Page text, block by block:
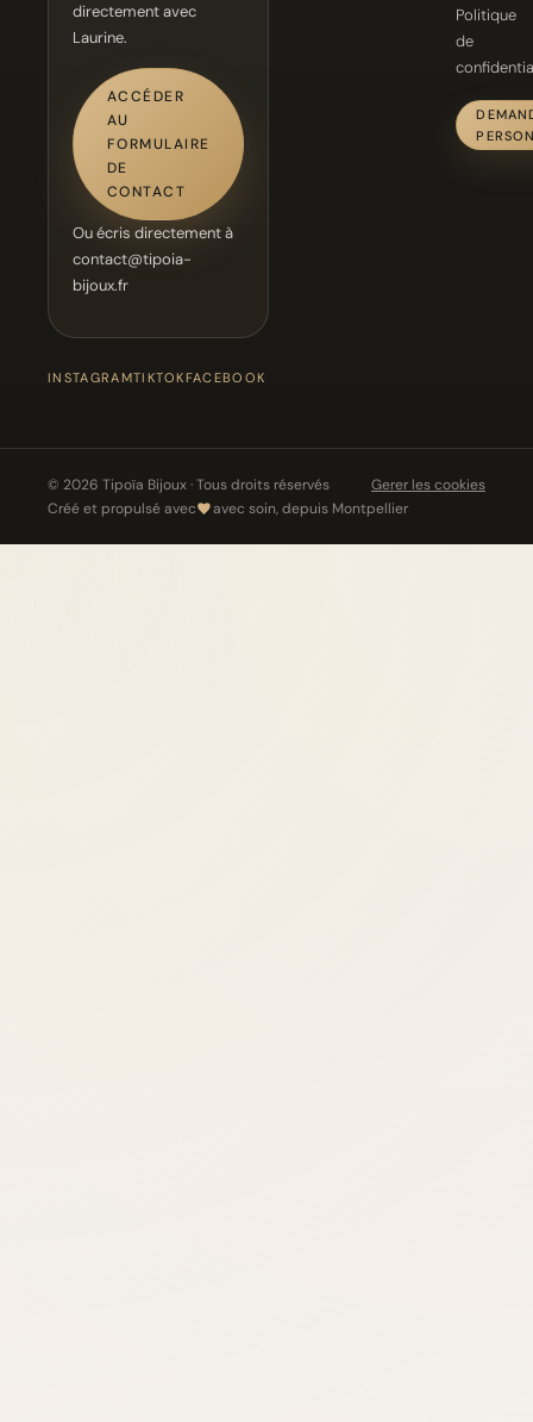
directement avec
Laurine.
ACCÉDER
AU
FORMULAIRE
DE
CONTACT
Ou écris directement à
contact@tipoia-
bijoux.fr
INSTAGRAMTIKTOKFACEBOOK
Politique
de
© 2026 Tipoïa Bijoux · Tous droits réservés
Gerer les cookies
Créé et propulsé avec
avec soin, depuis Montpellier